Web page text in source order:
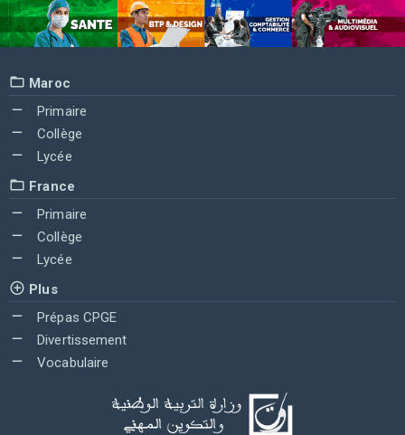
Maroc
Primaire
Collège
Lycée
France
Primaire
Collège
Lycée
Plus
Prépas CPGE
Divertissement
Vocabulaire